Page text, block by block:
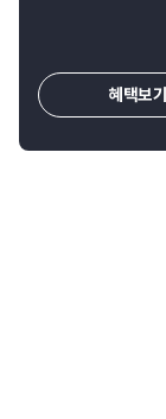
혜택보기